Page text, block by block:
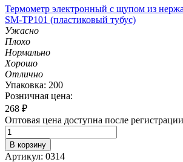
Термометр электронный с щупом из
SM-TP101 (пластиковый тубус)
Ужасно
Плохо
Нормально
Хорошо
Отлично
Упаковка: 200
Розничная цена:
268 ₽
Оптовая цена доступна после регистрации
В корзину
Артикул: 0314